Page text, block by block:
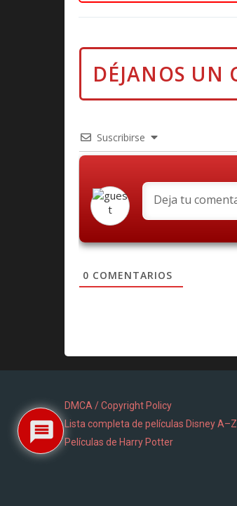
Suscribirse
0 COMENTARIOS
DMCA / Copyright Policy
Lista completa de películas Disney A–Z
Películas de Harry Potter